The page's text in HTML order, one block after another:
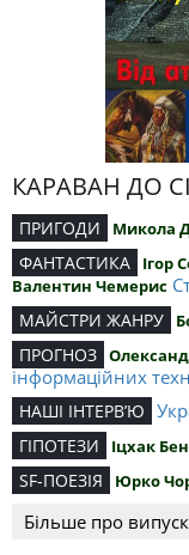
КАРАВАН ДО
ПРИГОДИ Микола
ФАНТАСТИКА Ігор
Валентин Чемерис
МАЙСТРИ ЖАНРУ
ПРОГНОЗ
інформаційних
НАШІ ІНТЕРВ’Ю
ГІПОТЕЗИ Іцхак
SF-ПОЕЗІЯ Юрко
Більше про